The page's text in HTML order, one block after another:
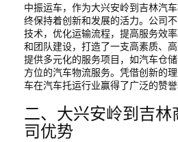
中振运车，作为大兴安岭到吉林汽
终保持着创新和发展的活力。公司
技术，优化运输流程，提高服务效
和团队建设，打造了一支高素质、
提供多元化的服务项目，如汽车仓
方位的汽车物流服务。凭借创新的
车在汽车托运行业赢得了广泛的赞誉
二、大兴安岭到吉林
司优势